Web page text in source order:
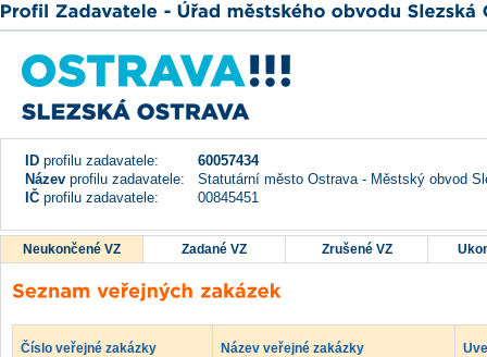
ID profilu zadavatele:
60057434
Název profilu zadavatele:
Statutární město Ostrava - Městský obvod
IČ profilu zadavatele: 00845451
Neukončené VZ Zadané VZ Zrušené VZ
Číslo veřejné zakázky Název veřejné zakázky